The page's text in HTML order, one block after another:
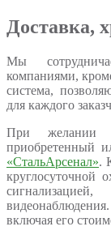
Доставка,
Мы
компаниями,
система,
для каждого
При желании
приобретенный
«СтальАрсенал».
круглосуточной
включая его